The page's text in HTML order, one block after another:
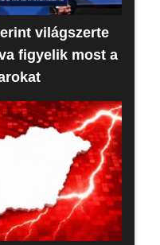
világszerte
figyelik most a